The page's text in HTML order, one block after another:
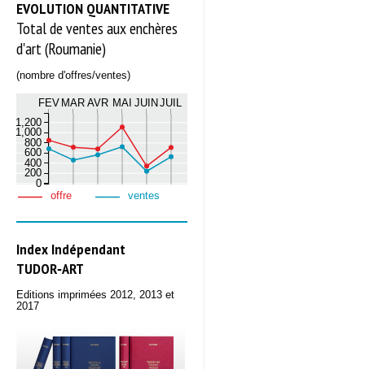
EVOLUTION QUANTITATIVE
Total de ventes aux enchères
d'art (Roumanie)
(nombre d'offres/ventes)
FEV MAR AVR MAI JUIN JUIL
0
200
400
600
800
1,000
1,200
offre ventes
Index Indépendant
TUDOR‑ART
Editions imprimées 2012, 2013 et
2017